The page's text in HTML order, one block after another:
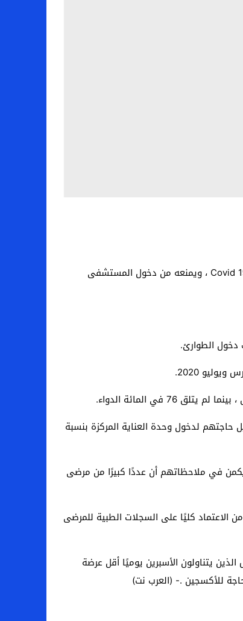
أظهرت دراسة طبية حديثة أجراها فريق من الباحثين من جامعة جورج واشنطن أن تناول الأسبرين قد يحمي رئة الشخص المصاب بـ Covid 19 ، ويمنعه من دخول المستشفى
دخول الطوارئ.
حاجة المرضى إلى وضع أجهزة التنفس الصناعي بنسبة 44 في المائة ، وتقليل حاجتهم لدخول وحدة العناية المركزة بنسبة
يكمن في ملاحظاتهم أن عددًا كبيرًا من مرضى
كليًا على السجلات الطبية للمرضى
يتناولون الأسبرين يوميًا أقل عرضة
للأكسجين .- (العرب نت)